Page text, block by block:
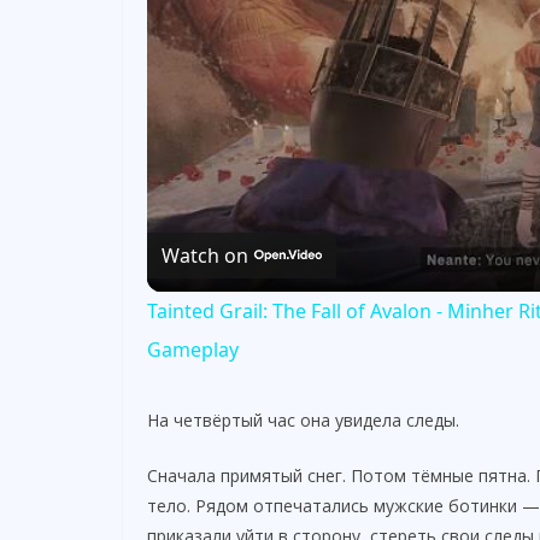
Watch on
Tainted Grail: The Fall of Avalon - Minher
Gameplay
На четвёртый час она увидела следы.
Сначала примятый снег. Потом тёмные
тело. Рядом отпечатались мужские ботинки
приказали уйти в сторону, стереть свои